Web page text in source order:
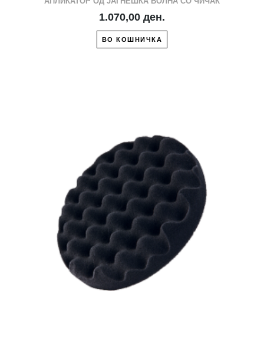
1.070,00 ден.
ВО КОШНИЧКА